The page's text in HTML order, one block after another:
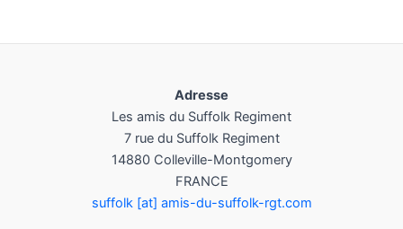
Adresse
Les amis du Suffolk Regiment
7 rue du Suffolk Regiment
14880 Colleville-Montgomery
FRANCE
suffolk [at] amis-du-suffolk-rgt.com